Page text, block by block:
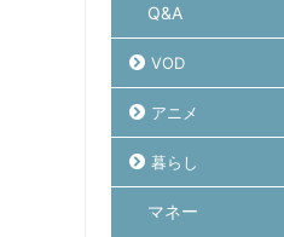
Q&A
VOD
アニメ
暮らし
マネー